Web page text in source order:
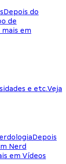
Depois do
de
mais em
e etc.Veja
Depois
Nerd
em Vídeos